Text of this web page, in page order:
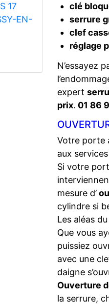
17
EN-
clé
serrure
clef
réglage
N’essayez
expert
prix. 01 86
Votre porte
aux
Si votre
mesure d’
cylindre si
Les aléas
Que vous
puissiez
avec une
daigne
Ouverture
la serrure,